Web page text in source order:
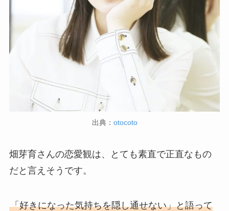
出典： otocoto
畑芽育さんの恋愛観は、とても素直で正直なもの
だと言えそうです。
「好きになった気持ちを隠し通せない」と語って